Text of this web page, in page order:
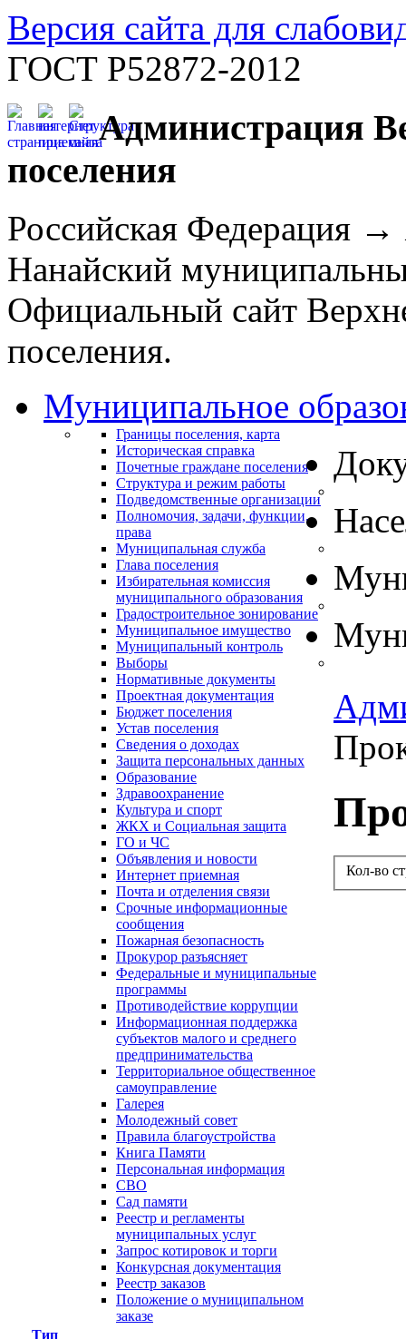
Версия сайта для
ГОСТ Р52872-2012
Администрация
поселения
Российская Федерация
Нанайский
Официальный сайт
поселения.
Муниципальное
Границы поселения, карта
Историческая справка
Почетные граждане поселения
Структура и режим работы
Подведомственные организации
Полномочия, задачи, функции,
права
Муниципальная служба
Глава поселения
Избирательная комиссия
муниципального образования
Градостроительное зонирование
Муниципальное имущество
Муниципальный контроль
Выборы
Нормативные документы
Проектная документация
Бюджет поселения
Устав поселения
Сведения о доходах
Защита персональных данных
Образование
Здравоохранение
Культура и спорт
ЖКХ и Социальная защита
ГО и ЧС
Объявления и новости
Интернет приемная
Почта и отделения связи
Срочные информационные
сообщения
Пожарная безопасность
Прокурор разъясняет
Федеральные и муниципальные
программы
Противодействие коррупции
Информационная поддержка
субъектов малого и среднего
предпринимательства
Территориальное общественное
самоуправление
Галерея
Молодежный совет
Правила благоустройства
Книга Памяти
Персональная информация
СВО
Сад памяти
Реестр и регламенты
муниципальных услуг
Запрос котировок и торги
Конкурсная документация
Реестр заказов
Положение о муниципальном
заказе
Кол-во
Тип